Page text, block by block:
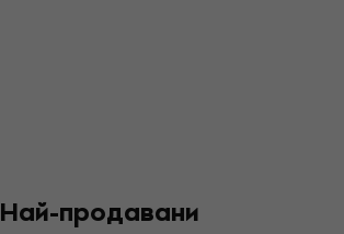
Най-продавани